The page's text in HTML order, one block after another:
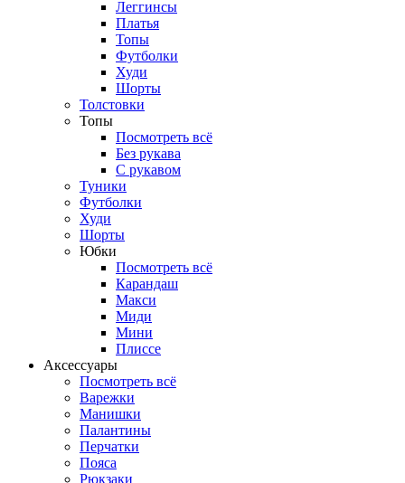
Леггинсы
Платья
Топы
Футболки
Худи
Шорты
Толстовки
Топы
Посмотреть всё
Без рукава
С рукавом
Туники
Футболки
Худи
Шорты
Юбки
Посмотреть всё
Карандаш
Макси
Миди
Мини
Плиссе
Аксессуары
Посмотреть всё
Варежки
Манишки
Палантины
Перчатки
Пояса
Рюкзаки